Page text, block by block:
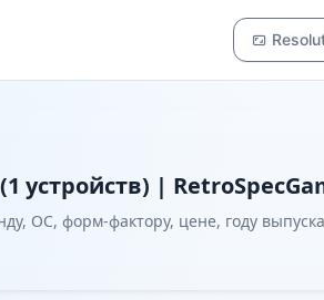
устройств) |
ОС, форм-фактору, цене, году